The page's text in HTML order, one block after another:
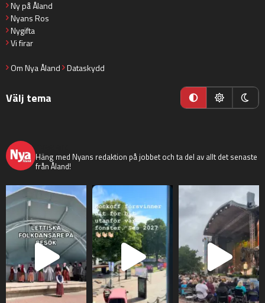
Ny på Åland
Nyans Ros
Nygifta
Vi firar
Om Nya Åland Dataskydd
Välj tema
Häng med Nyans redaktion på jobbet och ta del av allt det senaste
från Åland!